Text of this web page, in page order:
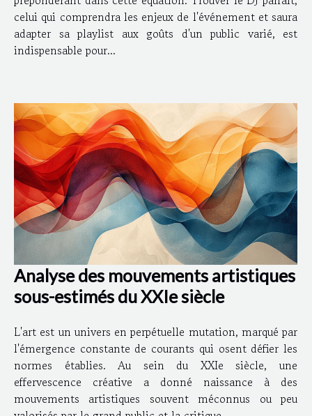
celui qui comprendra les enjeux de l'événement et saura
adapter sa playlist aux goûts d'un public varié, est
indispensable pour...
Analyse des mouvements artistiques
sous-estimés du XXIe siècle
L'art est un univers en perpétuelle mutation, marqué par
l'émergence constante de courants qui osent défier les
normes établies. Au sein du XXIe siècle, une
effervescence créative a donné naissance à des
mouvements artistiques souvent méconnus ou peu